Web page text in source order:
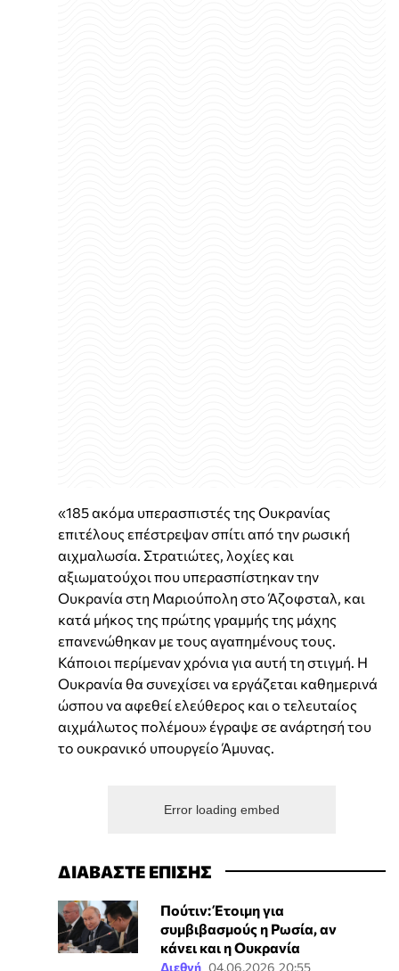
«185 ακόμα υπερασπιστές της Ουκρανίας
επιτέλους επέστρεψαν σπίτι από την ρωσική
αιχμαλωσία. Στρατιώτες, λοχίες και
αξιωματούχοι που υπερασπίστηκαν την
Ουκρανία στη Μαριούπολη στο Άζοφσταλ, και
κατά μήκος της πρώτης γραμμής της μάχης
επανενώθηκαν με τους αγαπημένους τους.
Κάποιοι περίμεναν χρόνια για αυτή τη στιγμή. Η
Ουκρανία θα συνεχίσει να εργάζεται καθημερινά
ώσπου να αφεθεί ελεύθερος και ο τελευταίος
αιχμάλωτος πολέμου» έγραψε σε ανάρτησή του
το ουκρανικό υπουργείο Άμυνας.
Error loading embed
ΔΙΑΒΑΣΤΕ ΕΠΙΣΗΣ
Πούτιν: Έτοιμη για
συμβιβασμούς η Ρωσία, αν
κάνει και η Ουκρανία
Διεθνή 04.06.2026 20:55